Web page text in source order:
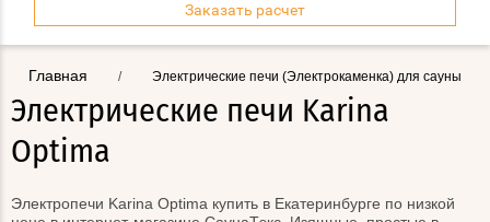
Заказать расчет
Главная / Электрические печи (Электрокаменка) для сауны
Электрические печи Karina
Optima
Электропечи Karina Optima купить в Екатеринбурге по низкой